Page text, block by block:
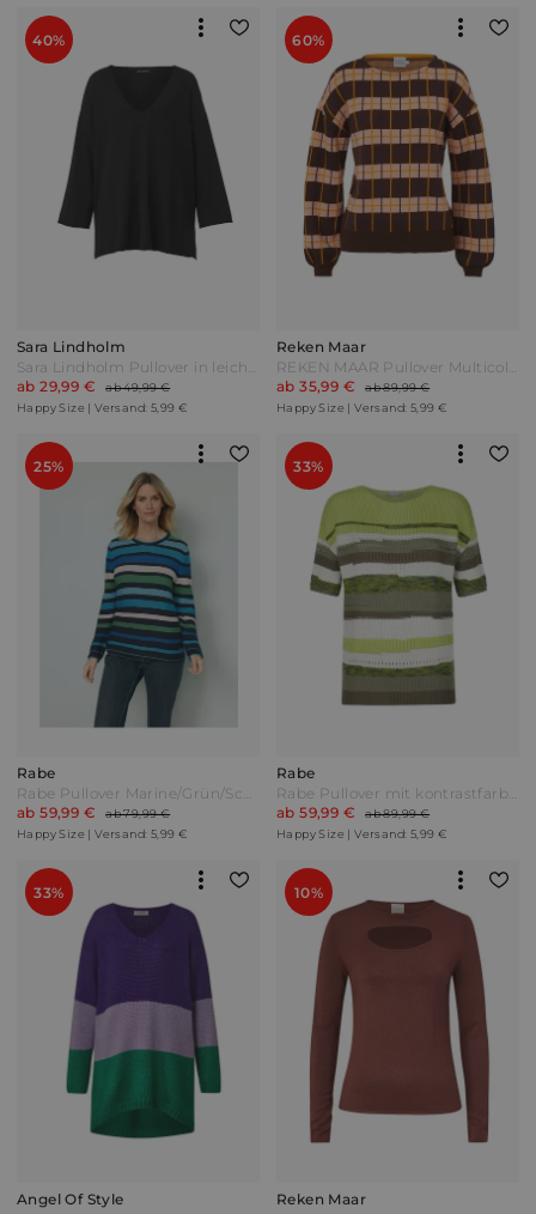
40%
Sara Lindholm
Sara Lindholm Pullover in leichter Strickqualität Schwarz
ab 29,99 €
ab 49,99 €
Happy Size | Versand: 5,99 €
60%
Reken Maar
REKEN MAAR Pullover Multicolor Bunt
ab 35,99 €
ab 89,99 €
Happy Size | Versand: 5,99 €
25%
Rabe
Rabe Pullover Marine/Grün/Schwarz
ab 59,99 €
ab 79,99 €
Happy Size | Versand: 5,99 €
33%
Rabe
Rabe Pullover mit kontrastfarbenen Strickeinsätzen Limettengrün/Khaki
ab 59,99 €
ab 89,99 €
Happy Size | Versand: 5,99 €
33%
Angel Of Style
10%
Reken Maar